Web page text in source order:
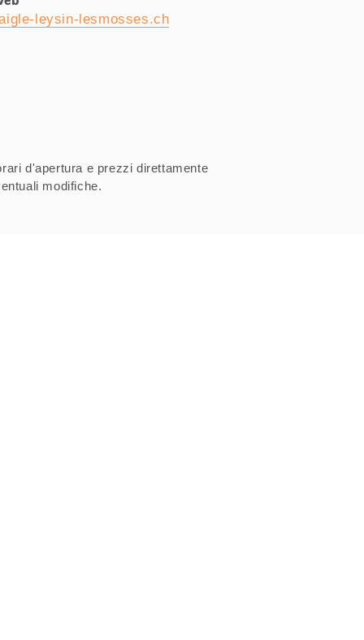
leysin-lesmosses.ch
d'apertura e prezzi direttamente
modifiche.